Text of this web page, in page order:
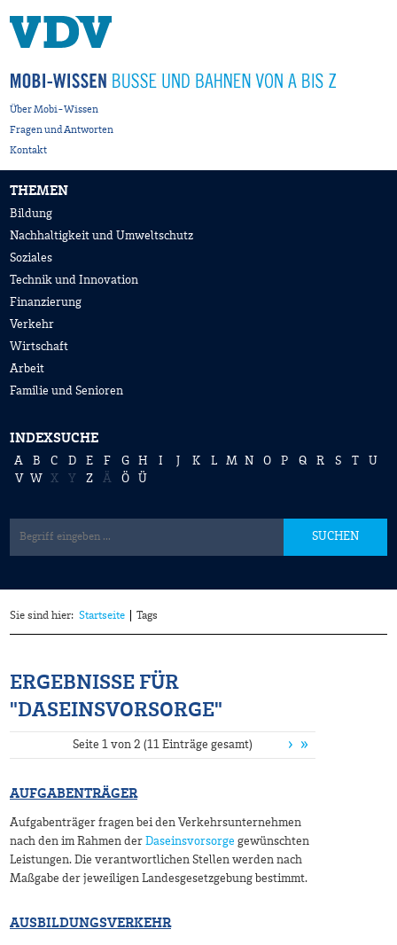
Über Mobi-Wissen
Fragen und Antworten
Kontakt
THEMEN
Bildung
Nachhaltigkeit und Umweltschutz
Soziales
Technik und Innovation
Finanzierung
Verkehr
Wirtschaft
Arbeit
Familie und Senioren
INDEXSUCHE
A B C D E F G H I K L M N O P Q R S T
U
V
W X Y Z Ä Ö Ü
SUCHEN
Sie sind hier: Startseite Tags
ERGEBNISSE FÜR
"DASEINSVORSORGE"
› »
Seite 1 von 2 (11 Einträge gesamt)
AUFGABENTRÄGER
Aufgabenträger fragen bei den Verkehrsunternehmen
nach den im Rahmen der Daseinsvorsorge gewünschten
Leistungen. Die verantwortlichen Stellen werden nach
Maßgabe der jeweiligen Landesgesetzgebung bestimmt.
AUSBILDUNGSVERKEHR